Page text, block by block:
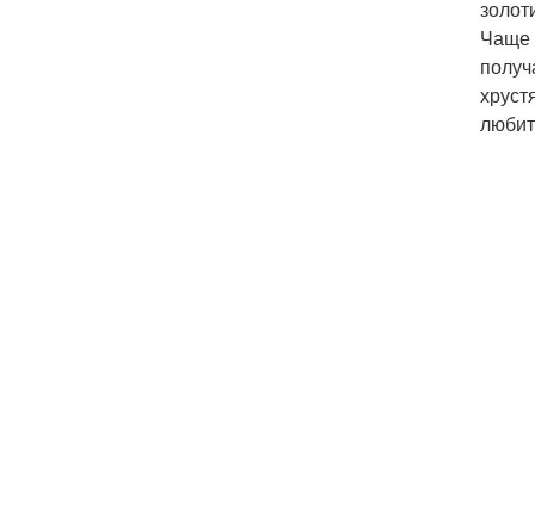
Чаще